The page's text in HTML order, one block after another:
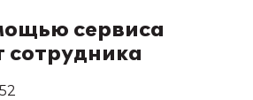
сервиса
сотрудника